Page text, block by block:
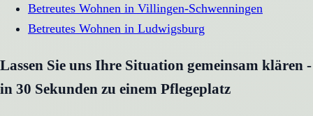
Betreutes Wohnen in Villingen-Schwenningen
Betreutes Wohnen in Ludwigsburg
Lassen Sie uns Ihre Situation gemeinsam klären -
in 30 Sekunden zu einem Pflegeplatz